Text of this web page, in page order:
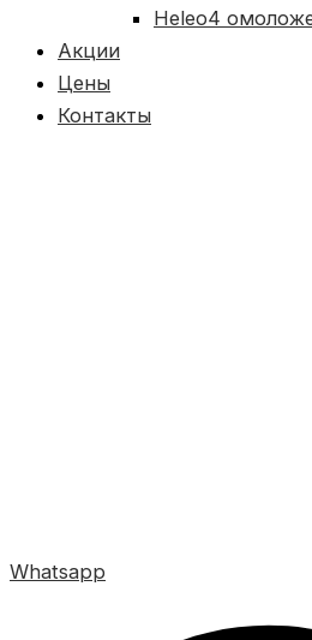
Heleo4
Акции
Цены
Контакты
Whatsapp